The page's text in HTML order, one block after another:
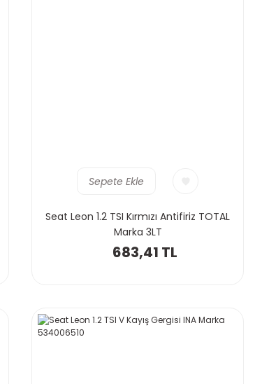
Sepete Ekle
Seat Leon 1.2 TSI Kırmızı Antifiriz TOTAL
Marka 3LT
683,41 TL